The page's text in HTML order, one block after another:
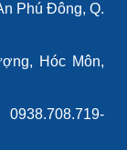
Phú Đông, Q.
Hóc Môn,